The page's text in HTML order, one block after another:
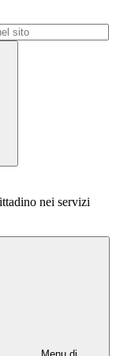
nei servizi